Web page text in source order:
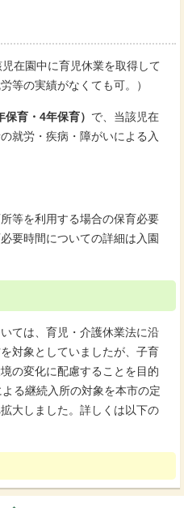
児在園中に育児休業を取得して
等の実績がなくても可。）
育・4年保育） で、当該児在
就労・疾病・障がいによる入
等を利用する場合の保育必要
要時間についての詳細は入園
ては、育児・介護休業法に沿
対象としていましたが、子育
の変化に配慮することを目的
る継続入所の対象を本市の定
大しました。詳しくは以下の